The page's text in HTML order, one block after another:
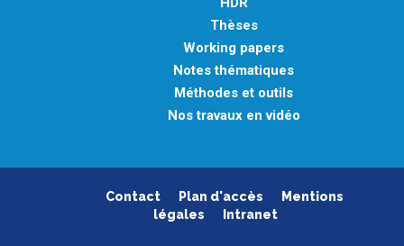
Thèses
Working papers
Notes thématiques
Méthodes et outils
Nos travaux en vidéo
Contact Plan d'accès
Mentions
légales
Intranet